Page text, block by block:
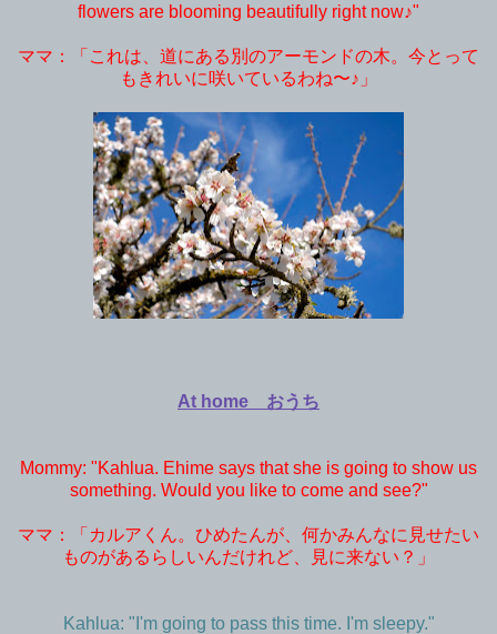
flowers are blooming beautifully right now♪"
ママ：「これは、道にある別のアーモンドの木。今とって
もきれいに咲いているわね〜♪」
At home おうち
Mommy: "Kahlua. Ehime says that she is going to show us
something. Would you like to come and see?"
ママ：「カルアくん。ひめたんが、何かみんなに見せたい
ものがあるらしいんだけれど、見に来ない？」
Kahlua: "I'm going to pass this time. I'm sleepy."